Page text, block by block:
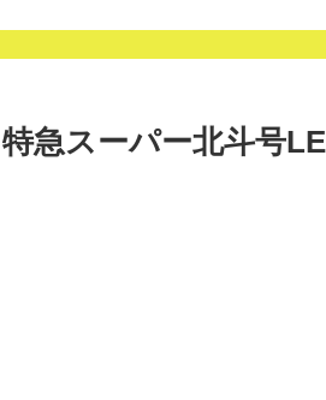
特急スーパー北斗号